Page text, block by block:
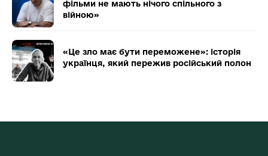
фільми не мають нічого спільного з
війною»
«Це зло має бути переможене»: історія
українця, який пережив російський полон